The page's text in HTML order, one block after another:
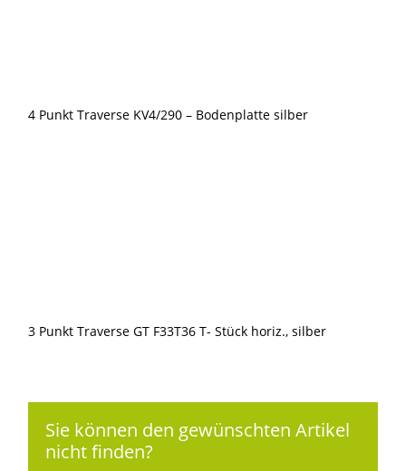
4 Punkt Traverse KV4/290 – Bodenplatte silber
3 Punkt Traverse GT F33T36 T- Stück horiz., silber
Sie können den gewünschten Artikel
nicht finden?